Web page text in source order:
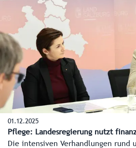
ihren erfüllenden, aber auch
01.12.2025
Pflege: Landesregierung nutzt
Die intensiven Verhandlungen rund